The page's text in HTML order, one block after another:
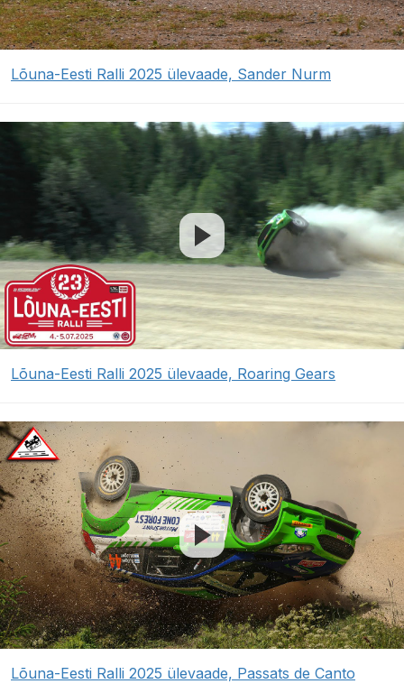
Lõuna-Eesti Ralli 2025 ülevaade, Sander Nurm
Lõuna-Eesti Ralli 2025 ülevaade, Roaring Gears
Lõuna-Eesti Ralli 2025 ülevaade, Passats de Canto